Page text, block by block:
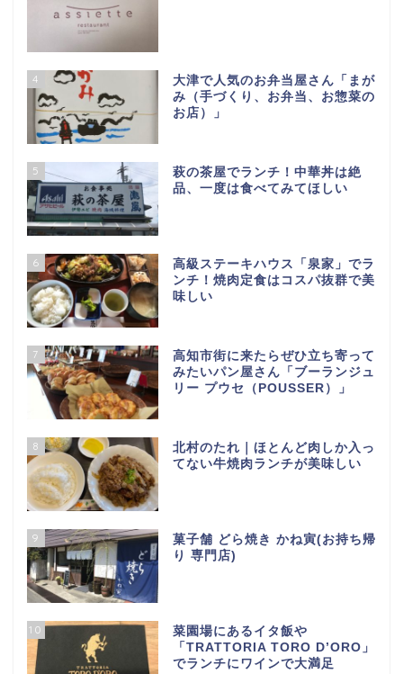
4
大津で人気のお弁当屋さん「まが
み（手づくり、お弁当、お惣菜の
お店）」
5
萩の茶屋でランチ！中華丼は絶
品、一度は食べてみてほしい
6
高級ステーキハウス「泉家」でラ
ンチ！焼肉定食はコスパ抜群で美
味しい
7
高知市街に来たらぜひ立ち寄って
みたいパン屋さん「ブーランジュ
リー プウセ（POUSSER）」
8
北村のたれ｜ほとんど肉しか入っ
てない牛焼肉ランチが美味しい
9
菓子舗 どら焼き かね寅(お持ち帰
り 専門店)
10
菜園場にあるイタ飯や
「TRATTORIA TORO D’ORO」
でランチにワインで大満足